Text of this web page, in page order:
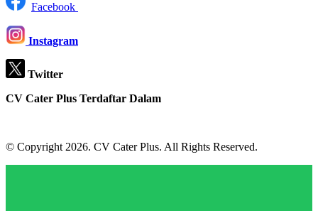
Facebook
Instagram
Twitter
CV Cater Plus Terdaftar Dalam
© Copyright 2026. CV Cater Plus. All Rights Reserved.